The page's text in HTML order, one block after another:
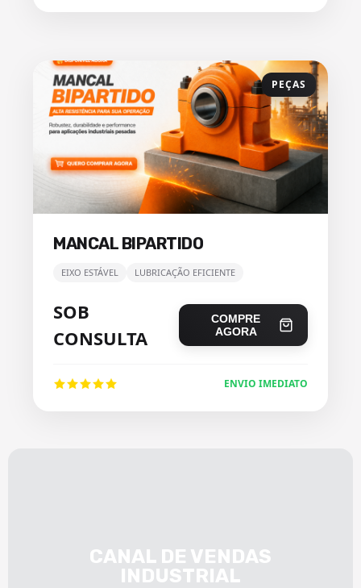
PEÇAS
MANCAL BIPARTIDO
EIXO ESTÁVEL LUBRICAÇÃO EFICIENTE
SOB
CONSULTA
COMPRE
AGORA
ENVIO IMEDIATO
CANAL DE VENDAS
INDUSTRIAL